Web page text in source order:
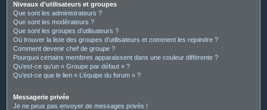
Niveaux d’utilisateurs et groupes
Que sont les administrateurs ?
Que sont les modérateurs ?
Que sont les groupes d’utilisateurs ?
Où trouver la liste des groupes d’utilisateurs et comment les rejoindre ?
Comment devenir chef de groupe ?
Pourquoi certains membres apparaissent dans une couleur différente ?
Qu’est-ce qu’un « Groupe par défaut » ?
Qu’est-ce que le lien « L’équipe du forum » ?
Messagerie privée
Je ne peux pas envoyer de messages privés !